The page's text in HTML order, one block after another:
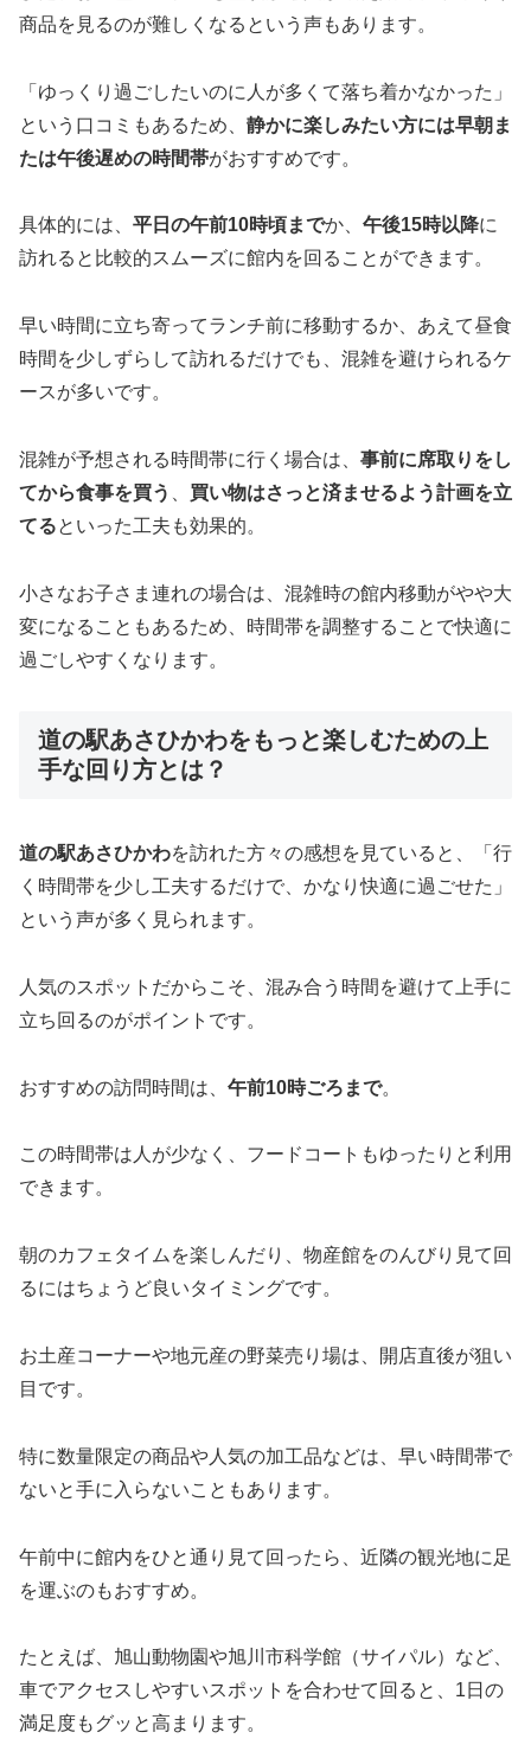
商品を見るのが難しくなるという声もあります。
「ゆっくり過ごしたいのに人が多くて落ち着かなかった」
という口コミもあるため、 静かに楽しみたい方には早朝ま
たは午後遅めの時間帯がおすすめです。
具体的には、 平日の午前10時頃までか、 午後15時以降に
訪れると比較的スムーズに館内を回ることができます。
早い時間に立ち寄ってランチ前に移動するか、あえて昼食
時間を少しずらして訪れるだけでも、混雑を避けられるケ
ースが多いです。
混雑が予想される時間帯に行く場合は、 事前に席取りをし
てから食事を買う
買い物はさっと済ませるよう計画を立
てるといった工夫も効果的。
小さなお子さま連れの場合は、混雑時の館内移動がやや大
変になることもあるため、時間帯を調整することで快適に
過ごしやすくなります。
道の駅あさひかわをもっと楽しむための上
手な回り方とは？
道の駅あさひかわを訪れた方々の感想を見ていると、「行
く時間帯を少し工夫するだけで、かなり快適に過ごせた」
という声が多く見られます。
人気のスポットだからこそ、混み合う時間を避けて上手に
立ち回るのがポイントです。
おすすめの訪問時間は、 午前10時ごろまで。
この時間帯は人が少なく、フードコートもゆったりと利用
できます。
朝のカフェタイムを楽しんだり、物産館をのんびり見て回
るにはちょうど良いタイミングです。
お土産コーナーや地元産の野菜売り場は、開店直後が狙い
目です。
特に数量限定の商品や人気の加工品などは、早い時間帯で
ないと手に入らないこともあります。
午前中に館内をひと通り見て回ったら、近隣の観光地に足
を運ぶのもおすすめ。
たとえば、旭山動物園や旭川市科学館（サイパル）など、
車でアクセスしやすいスポットを合わせて回ると、1日の
満足度もグッと高まります。